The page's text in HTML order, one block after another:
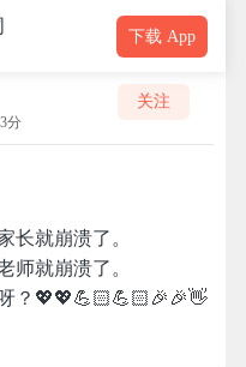
下载 App
分
关注
长就崩溃了。
师就崩溃了。
？💖💖💪🏻💪🏻🎉🎉👋